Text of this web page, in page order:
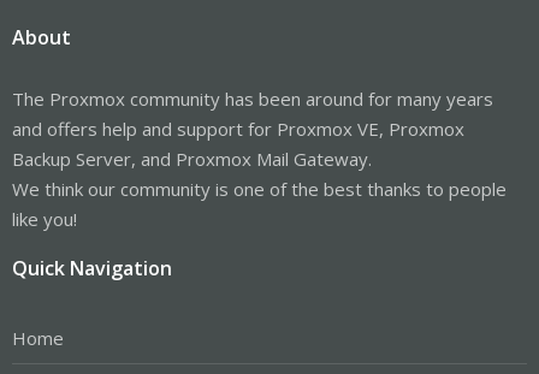
About
The Proxmox community has been around for many years
and offers help and support for Proxmox VE, Proxmox
Backup Server, and Proxmox Mail Gateway.
We think our community is one of the best thanks to people
like you!
Quick Navigation
Home